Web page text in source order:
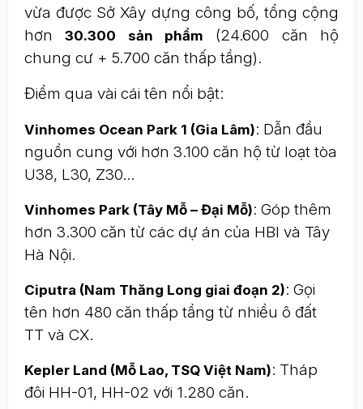
vừa được Sở Xây dựng công bố, tổng cộng
hơn30.300 sản phẩm
(24.600 căn hộ
chung cư + 5.700 căn thấp tầng).
Điểm qua vài cái tên nổi bật:
Vinhomes Ocean Park 1 (Gia Lâm): Dẫn đầu
nguồn cung với hơn 3.100 căn hộ từ loạt tòa
U38, L30, Z30…
Vinhomes Park (Tây Mỗ – Đại Mỗ): Góp thêm
hơn 3.300 căn từ các dự án của HBI và Tây
Hà Nội.
Ciputra (Nam Thăng Long giai đoạn 2): Gọi
tên hơn 480 căn thấp tầng từ nhiều ô đất
TT và CX.
Kepler Land (Mỗ Lao, TSQ Việt Nam): Tháp
đôi HH-01, HH-02 với 1.280 căn.